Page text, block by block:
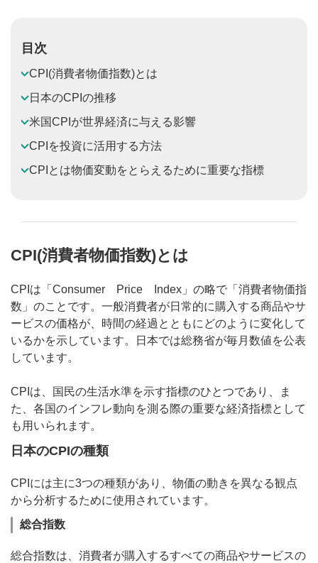
目次
CPI(消費者物価指数)とは
日本のCPIの推移
米国CPIが世界経済に与える影響
CPIを投資に活用する方法
CPIとは物価変動をとらえるために重要な指標
CPI(消費者物価指数)とは
CPIは「Consumer Price Index」の略で「消費者物価指
数」のことです。一般消費者が日常的に購入する商品やサ
ービスの価格が、時間の経過とともにどのように変化して
いるかを示しています。日本では総務省が毎月数値を公表
しています。
CPIは、国民の生活水準を示す指標のひとつであり、ま
た、各国のインフレ動向を測る際の重要な経済指標として
も用いられます。
日本のCPIの種類
CPIには主に3つの種類があり、物価の動きを異なる観点
から分析するために使用されています。
総合指数
総合指数は、消費者が購入するすべての商品やサービスの